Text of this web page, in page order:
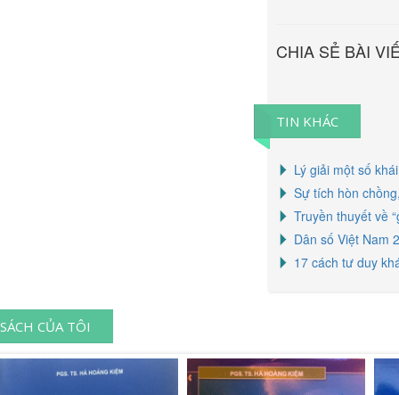
CHIA SẺ BÀI
TIN KHÁC
Lý giải một số
Sự tích hòn
Truyền thuyết về
Dân số Việt Nam
17 cách tư duy
SÁCH CỦA TÔI